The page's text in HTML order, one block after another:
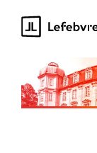
springen